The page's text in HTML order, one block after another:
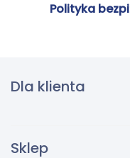
Polityka
Dla klienta
Sklep